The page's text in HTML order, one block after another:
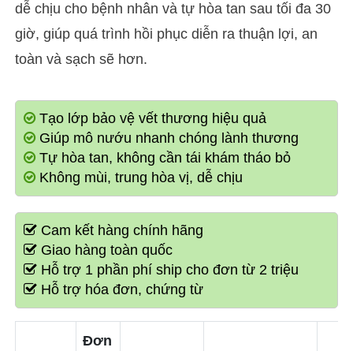
dễ chịu cho bệnh nhân và tự hòa tan sau tối đa 30
giờ, giúp quá trình hồi phục diễn ra thuận lợi, an
toàn và sạch sẽ hơn.
Tạo lớp bảo vệ vết thương hiệu quả
Giúp mô nướu nhanh chóng lành thương
Tự hòa tan, không cần tái khám tháo bỏ
Không mùi, trung hòa vị, dễ chịu
Cam kết hàng chính hãng
Giao hàng toàn quốc
Hỗ trợ 1 phần phí ship cho đơn từ 2 triệu
Hỗ trợ hóa đơn, chứng từ
Đơn